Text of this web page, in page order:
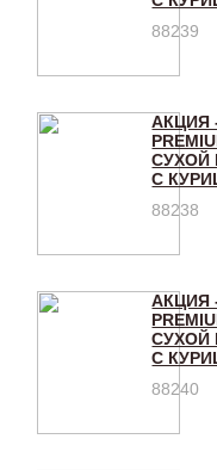
88239
АКЦИЯ -
СУХОЙ
С
88238
АКЦИЯ -
СУХОЙ
С
88240